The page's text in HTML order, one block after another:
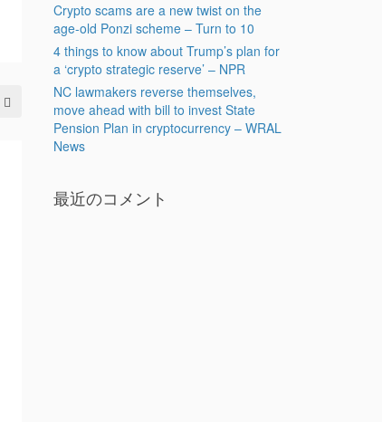
Crypto scams are a new twist on the
age-old Ponzi scheme – Turn to 10
4 things to know about Trump’s plan for
a ‘crypto strategic reserve’ – NPR
NC lawmakers reverse themselves,
move ahead with bill to invest State
Pension Plan in cryptocurrency – WRAL
News
最近のコメント